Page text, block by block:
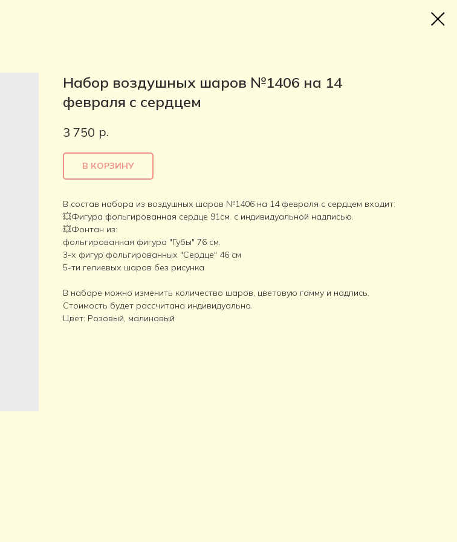
Набор воздушных шаров №1406 на 14
февраля с сердцем
3 750 р.
В КОРЗИНУ
В состав набора из воздушных шаров №1406 на 14 февраля с сердцем входит:
💥Фигура фольгированная сердце 91см. с индивидуальной надписью.
💥Фонтан из:
фольгированная фигура "Губы" 76 см.
3-х фигур фольгированных "Сердце" 46 см
5-ти гелиевых шаров без рисунка
В наборе можно изменить количество шаров, цветовую гамму и надпись.
Стоимость будет рассчитана индивидуально.
Цвет: Розовый, малиновый